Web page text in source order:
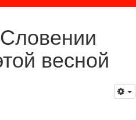
весной